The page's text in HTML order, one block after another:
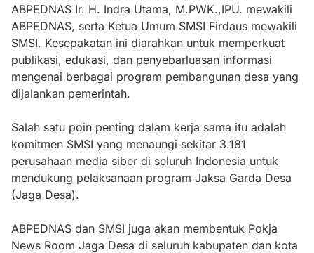
ABPEDNAS Ir. H. Indra Utama, M.PWK.,IPU. mewakili
ABPEDNAS, serta Ketua Umum SMSI Firdaus mewakili
SMSI. Kesepakatan ini diarahkan untuk memperkuat
publikasi, edukasi, dan penyebarluasan informasi
mengenai berbagai program pembangunan desa yang
dijalankan pemerintah.
Salah satu poin penting dalam kerja sama itu adalah
komitmen SMSI yang menaungi sekitar 3.181
perusahaan media siber di seluruh Indonesia untuk
mendukung pelaksanaan program Jaksa Garda Desa
(Jaga Desa).
ABPEDNAS dan SMSI juga akan membentuk Pokja
News Room Jaga Desa di seluruh kabupaten dan kota